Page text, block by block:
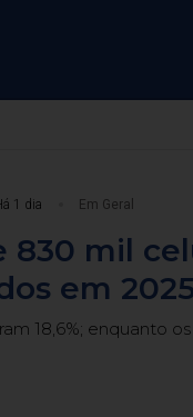
Blumenau vista
21 a 25/12 e de 28/12
1 dia Em Geral
830 mil
em
18,6%; enquanto